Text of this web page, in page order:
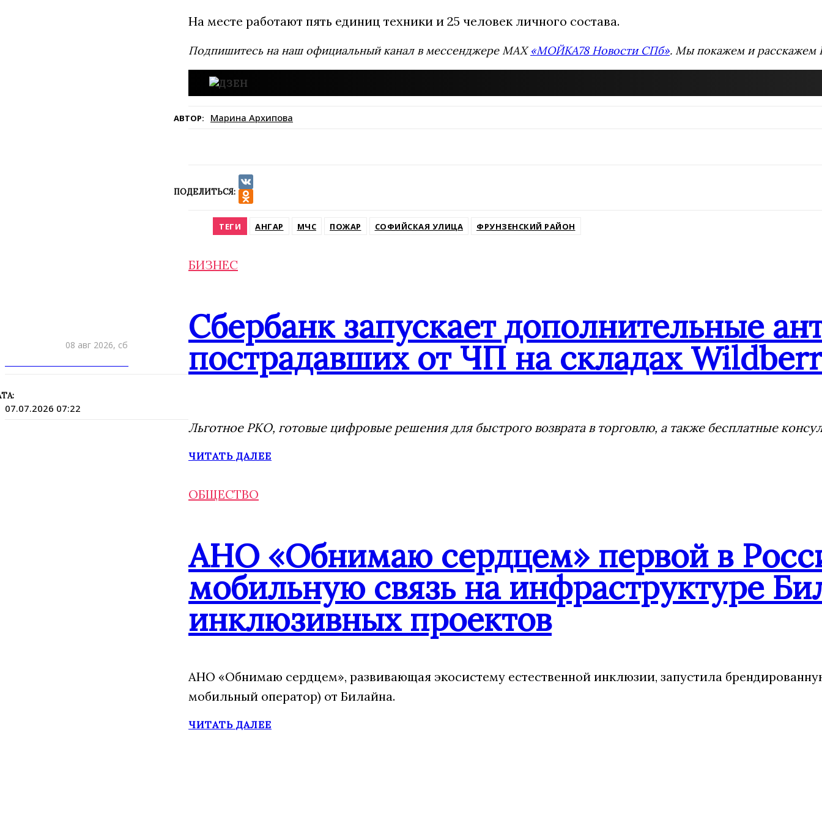
08 авг 2026, сб
07.07.2026 07:22
На месте работают пять единиц техники и 25 человек личного состава.
Подпишитесь на наш официальный канал в мессенджере MAX«МОЙКА78 Новости СПб». Мы покажем и расскажем
АВТОР: Марина Архипова
ПОДЕЛИТЬСЯ:
VK
ТЕГИ АНГАР МЧС ПОЖАР СОФИЙСКАЯ УЛИЦА ФРУНЗЕНСКИЙ РАЙОН
БИЗНЕС
Сбербанк запускает дополнительные
пострадавших от ЧП на складах
Льготное РКО, готовые цифровые решения для быстрого возврата в торговлю, а также бесплатные
ЧИТАТЬ ДАЛЕЕ
ОБЩЕСТВО
АНО «Обнимаю сердцем» первой в
мобильную связь на инфраструктуре
инклюзивных проектов
АНО «Обнимаю сердцем», развивающая экосистему естественной инклюзии, запустила
мобильный оператор) от Билайна.
ЧИТАТЬ ДАЛЕЕ